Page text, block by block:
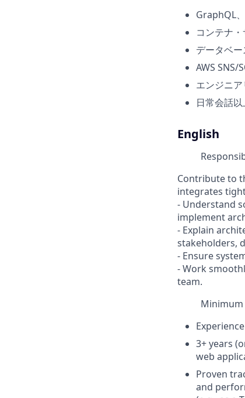
GraphQL
コンテナ
データベ
AWS SNS/
エンジニ
日常会話
English
Contribute to
integrates
- Understand
implement
- Explain
stakeholders,
- Ensure
- Work
team.
3+ years
web
Proven
and